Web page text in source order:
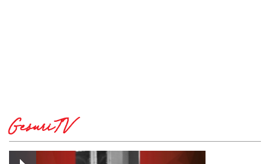
GesuriTV